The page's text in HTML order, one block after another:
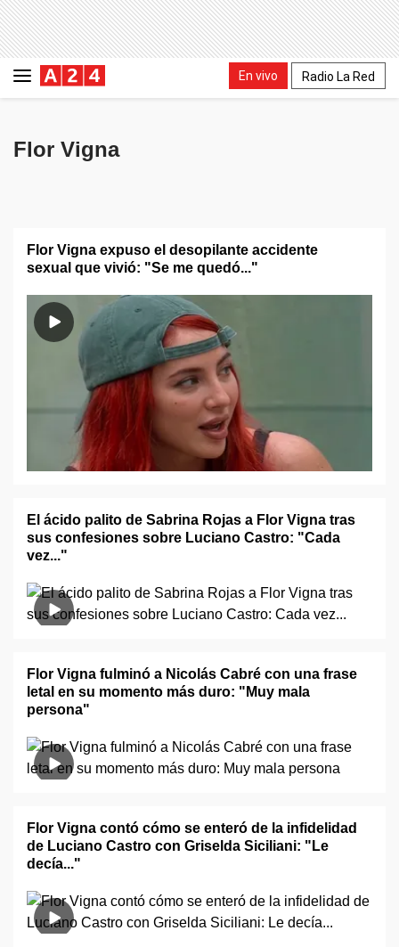
En vivo Radio La Red
Flor Vigna
Flor Vigna expuso el desopilante accidente
sexual que vivió: "Se me quedó..."
El ácido palito de Sabrina Rojas a Flor Vigna tras
sus confesiones sobre Luciano Castro: "Cada
vez..."
Flor Vigna fulminó a Nicolás Cabré con una frase
letal en su momento más duro: "Muy mala
persona"
Flor Vigna contó cómo se enteró de la infidelidad
de Luciano Castro con Griselda Siciliani: "Le
decía..."